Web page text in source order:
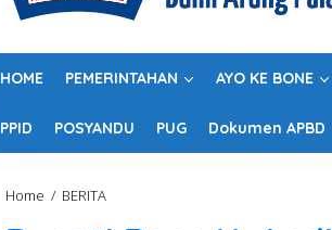
HOME PEMERINTAHAN AYO KE BONE
PPID POSYANDU PUG Dokumen APBD
Home / BERITA